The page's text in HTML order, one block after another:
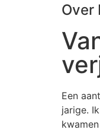
Over
Een
jarige.